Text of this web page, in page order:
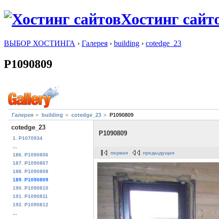
Хостинг
ВЫБОР ХОСТИНГА › Галерея › building › cotedge_23
P1090809
Галерея building cotedge_23 P1090809
cotedge_23
1. P1070934
...
186. P1090806
187. P1090807
188. P1090808
189. P1090809
190. P1090810
191. P1090811
192. P1090812
...
P1090809
первая предыдущая